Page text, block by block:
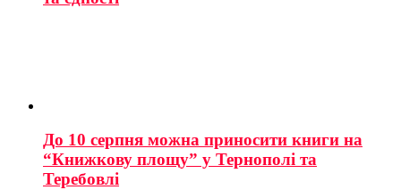
До 10 серпня можна приносити книги на
“Книжкову площу” у Тернополі та
Теребовлі